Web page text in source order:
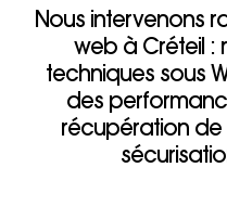
Nous intervenons
web à Créteil :
techniques sous
des
récupération de